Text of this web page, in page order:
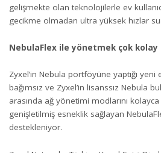
gelişmekte olan teknolojilerle ev
gecikme olmadan ultra yüksek hızlar
NebulaFlex ile yönetmek çok kolay
Zyxel’in Nebula portföyüne yaptığı yeni
bağımsız ve Zyxel’in lisanssız Nebula
arasında ağ yönetimi modlarını
genişletilmiş esneklik sağlayan
destekleniyor.